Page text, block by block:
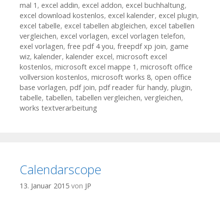
mal 1 , excel addin, excel addon, excel buchhaltung,
excel download kostenlos, excel kalender, excel plugin,
excel tabelle, excel tabellen abgleichen, excel tabellen
vergleichen, excel vorlagen, excel vorlagen telefon,
exel vorlagen, free pdf 4 you, freepdf xp join, game
wiz, kalender, kalender excel, microsoft excel
kostenlos, microsoft excel mappe 1 , microsoft office
vollversion kostenlos, microsoft works 8, open office
base vorlagen, pdf join, pdf reader für handy, plugin,
tabelle, tabellen, tabellen vergleichen, vergleichen,
works textverarbeitung
Calendarscope
13. Januar 2015 von JP